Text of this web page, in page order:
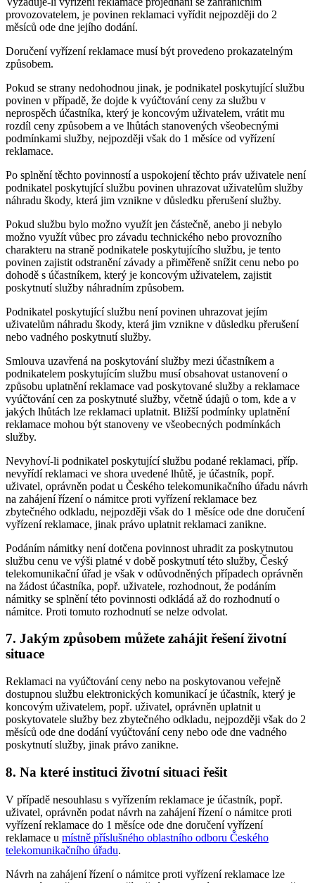
provozovatelem, je povinen reklamaci vyřídit nejpozději do 2
měsíců ode dne jejího dodání.
Doručení vyřízení reklamace musí být provedeno prokazatelným
způsobem.
Pokud se strany nedohodnou jinak, je podnikatel poskytující službu
povinen v případě, že dojde k vyúčtování ceny za službu v
neprospěch účastníka, který je koncovým uživatelem, vrátit mu
rozdíl ceny způsobem a ve lhůtách stanovených všeobecnými
podmínkami služby, nejpozději však do 1 měsíce od vyřízení
reklamace.
Po splnění těchto povinností a uspokojení těchto práv uživatele není
podnikatel poskytující službu povinen uhrazovat uživatelům služby
náhradu škody, která jim vznikne v důsledku přerušení služby.
Pokud službu bylo možno využít jen částečně, anebo ji nebylo
možno využít vůbec pro závadu technického nebo provozního
charakteru na straně podnikatele poskytujícího službu, je tento
povinen zajistit odstranění závady a přiměřeně snížit cenu nebo po
dohodě s účastníkem, který je koncovým uživatelem, zajistit
poskytnutí služby náhradním způsobem.
Podnikatel poskytující službu není povinen uhrazovat jejím
uživatelům náhradu škody, která jim vznikne v důsledku přerušení
nebo vadného poskytnutí služby.
Smlouva uzavřená na poskytování služby mezi účastníkem a
podnikatelem poskytujícím službu musí obsahovat ustanovení o
způsobu uplatnění reklamace vad poskytované služby a reklamace
vyúčtování cen za poskytnuté služby, včetně údajů o tom, kde a v
jakých lhůtách lze reklamaci uplatnit. Bližší podmínky uplatnění
reklamace mohou být stanoveny ve všeobecných podmínkách
služby.
Nevyhoví-li podnikatel poskytující službu podané reklamaci, příp.
nevyřídí reklamaci ve shora uvedené lhůtě, je účastník, popř.
uživatel, oprávněn podat u Českého telekomunikačního úřadu návrh
na zahájení řízení o námitce proti vyřízení reklamace bez
zbytečného odkladu, nejpozději však do 1 měsíce ode dne doručení
vyřízení reklamace, jinak právo uplatnit reklamaci zanikne.
Podáním námitky není dotčena povinnost uhradit za poskytnutou
službu cenu ve výši platné v době poskytnutí této služby, Český
telekomunikační úřad je však v odůvodněných případech oprávněn
na žádost účastníka, popř. uživatele, rozhodnout, že podáním
námitky se splnění této povinnosti odkládá až do rozhodnutí o
námitce. Proti tomuto rozhodnutí se nelze odvolat.
7. Jakým způsobem můžete zahájit řešení životní
situace
Reklamaci na vyúčtování ceny nebo na poskytovanou veřejně
dostupnou službu elektronických komunikací je účastník, který je
koncovým uživatelem, popř. uživatel, oprávněn uplatnit u
poskytovatele služby bez zbytečného odkladu, nejpozději však do 2
měsíců ode dne dodání vyúčtování ceny nebo ode dne vadného
poskytnutí služby, jinak právo zanikne.
8. Na které instituci životní situaci řešit
V případě nesouhlasu s vyřízením reklamace je účastník, popř.
uživatel, oprávněn podat návrh na zahájení řízení o námitce proti
vyřízení reklamace do 1 měsíce ode dne doručení vyřízení
reklamace u místně příslušného oblastního odboru Českého
telekomunikačního úřadu.
Návrh na zahájení řízení o námitce proti vyřízení reklamace lze